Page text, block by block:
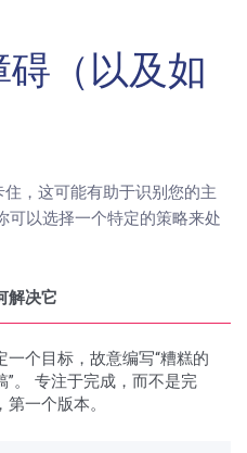
（以及如
，这可能有助于识别您的主
可以选择一个特定的策略来处
解决它
一个目标，故意编写“糟糕的
”。 专注于完成，而不是完
第一个版本。